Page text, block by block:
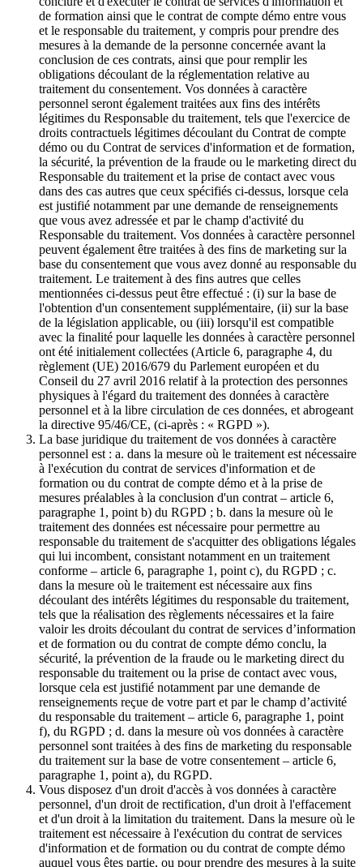
de formation ainsi que le contrat de compte démo entre vous
et le responsable du traitement, y compris pour prendre des
mesures à la demande de la personne concernée avant la
conclusion de ces contrats, ainsi que pour remplir les
obligations découlant de la réglementation relative au
traitement du consentement. Vos données à caractère
personnel seront également traitées aux fins des intérêts
légitimes du Responsable du traitement, tels que l'exercice de
droits contractuels légitimes découlant du Contrat de compte
démo ou du Contrat de services d'information et de formation,
la sécurité, la prévention de la fraude ou le marketing direct du
Responsable du traitement et la prise de contact avec vous
dans des cas autres que ceux spécifiés ci-dessus, lorsque cela
est justifié notamment par une demande de renseignements
que vous avez adressée et par le champ d'activité du
Responsable du traitement. Vos données à caractère personnel
peuvent également être traitées à des fins de marketing sur la
base du consentement que vous avez donné au responsable du
traitement. Le traitement à des fins autres que celles
mentionnées ci-dessus peut être effectué : (i) sur la base de
l'obtention d'un consentement supplémentaire, (ii) sur la base
de la législation applicable, ou (iii) lorsqu'il est compatible
avec la finalité pour laquelle les données à caractère personnel
ont été initialement collectées (Article 6, paragraphe 4, du
règlement (UE) 2016/679 du Parlement européen et du
Conseil du 27 avril 2016 relatif à la protection des personnes
physiques à l'égard du traitement des données à caractère
personnel et à la libre circulation de ces données, et abrogeant
la directive 95/46/CE, (ci-après : « RGPD »).
La base juridique du traitement de vos données à caractère
personnel est : a. dans la mesure où le traitement est nécessaire
à l'exécution du contrat de services d'information et de
formation ou du contrat de compte démo et à la prise de
mesures préalables à la conclusion d'un contrat – article 6,
paragraphe 1, point b) du RGPD ; b. dans la mesure où le
traitement des données est nécessaire pour permettre au
responsable du traitement de s'acquitter des obligations légales
qui lui incombent, consistant notamment en un traitement
conforme – article 6, paragraphe 1, point c), du RGPD ; c.
dans la mesure où le traitement est nécessaire aux fins
découlant des intérêts légitimes du responsable du traitement,
tels que la réalisation des règlements nécessaires et la faire
valoir les droits découlant du contrat de services d’information
et de formation ou du contrat de compte démo conclu, la
sécurité, la prévention de la fraude ou le marketing direct du
responsable du traitement ou la prise de contact avec vous,
lorsque cela est justifié notamment par une demande de
renseignements reçue de votre part et par le champ d’activité
du responsable du traitement – article 6, paragraphe 1, point
f), du RGPD ; d. dans la mesure où vos données à caractère
personnel sont traitées à des fins de marketing du responsable
du traitement sur la base de votre consentement – article 6,
paragraphe 1, point a), du RGPD.
Vous disposez d'un droit d'accès à vos données à caractère
personnel, d'un droit de rectification, d'un droit à l'effacement
et d'un droit à la limitation du traitement. Dans la mesure où le
traitement est nécessaire à l'exécution du contrat de services
d'information et de formation ou du contrat de compte démo
auquel vous êtes partie, ou pour prendre des mesures à la suite